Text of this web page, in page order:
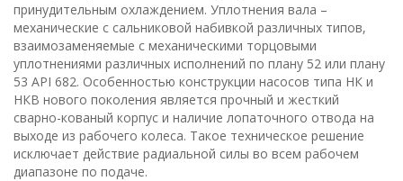
принудительным охлаждением. Уплотнения вала –
механические с сальниковой набивкой различных типов,
взаимозаменяемые с механическими торцовыми
уплотнениями различных исполнений по плану 52 или плану
53 API 682. Особенностью конструкции насосов типа НК и
НКВ нового поколения является прочный и жесткий
сварно-кованый корпус и наличие лопаточного отвода на
выходе из рабочего колеса. Такое техническое решение
исключает действие радиальной силы во всем рабочем
диапазоне по подаче.